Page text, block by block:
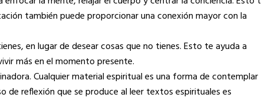
también puede proporcionar una conexión mayor con la
en lugar de desear cosas que no tienes. Esto te ayuda a
más en el momento presente.
Cualquier material espiritual es una forma de contemplar
de reflexión que se produce al leer textos espirituales es